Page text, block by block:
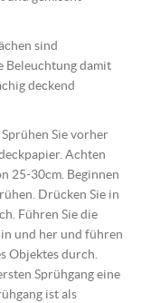
sind
Beleuchtung damit
deckend
Sie vorher
Achten
25-30cm. Beginnen
Drücken Sie in
Führen Sie die
und her und führen
Objektes durch.
Sprühgang eine
ist als